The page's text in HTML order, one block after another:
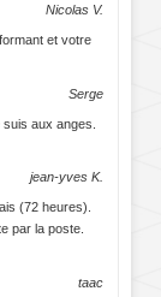
Nicolas V.
et votre
Serge
aux anges.
jean-yves K.
(72 heures).
par la poste.
taac